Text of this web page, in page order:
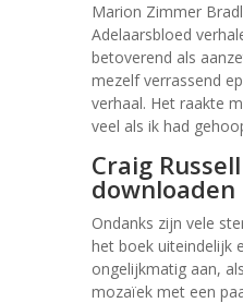
Marion Zimmer
Adelaarsbloed
betoverend als
mezelf verrassend
verhaal. Het raakte
veel als ik had
Craig
downloaden
Ondanks zijn vele
het boek uiteindelijk
ongelijkmatig aan,
mozaïek met een